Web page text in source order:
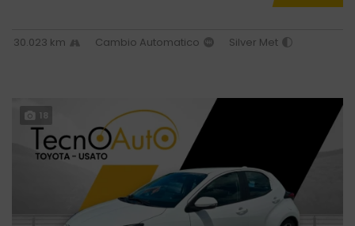
30.023 km Cambio Automatico Silver Met
18